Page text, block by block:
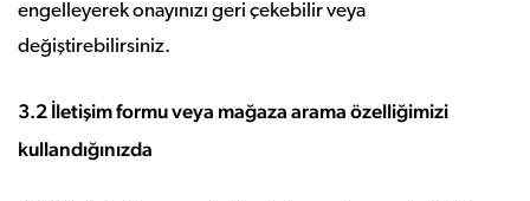
engelleyerek onayınızı geri çekebilir veya
değiştirebilirsiniz.
3.2 İletişim formu veya mağaza arama özelliğimizi
kullandığınızda